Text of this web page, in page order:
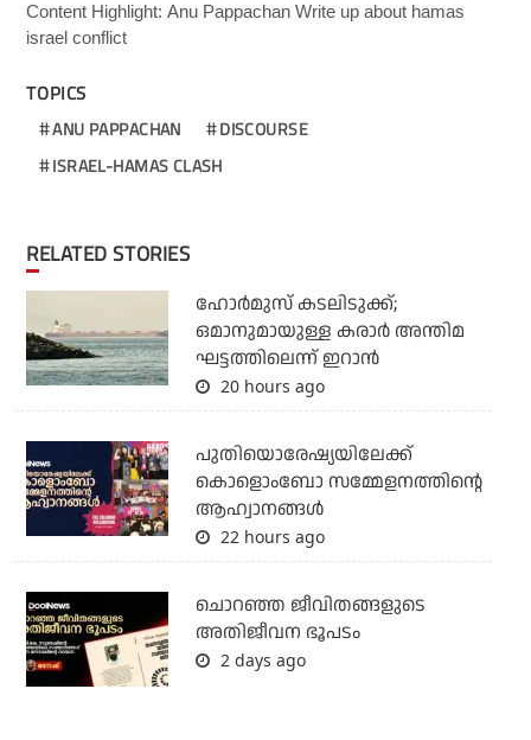
Content Highlight: Anu Pappachan Write up about hamas
israel conflict
TOPICS
ANU PAPPACHAN
DISCOURSE
ISRAEL-HAMAS CLASH
RELATED STORIES
ഹോര്‍മുസ് കടലിടുക്ക്;
ഒമാനുമായുള്ള കരാര്‍ അന്തിമ
ഘട്ടത്തിലെന്ന് ഇറാന്‍
20 hours ago
പുതിയൊരേഷ്യയിലേക്ക്
കൊളൊംബോ സമ്മേളനത്തിന്റെ
ആഹ്വാനങ്ങള്‍
22 hours ago
ചൊറഞ്ഞ ജീവിതങ്ങളുടെ
അതിജീവന ഭൂപടം
2 days ago